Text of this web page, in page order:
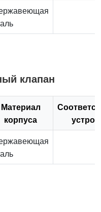
клапан
Материал
корпуса